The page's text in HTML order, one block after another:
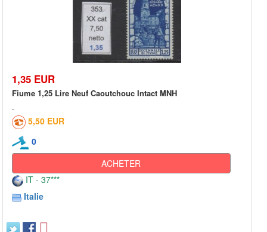
1,35 EUR
Fiume 1,25 Lire Neuf Caoutchouc Intact MNH
5,50 EUR
0
ACHETER
IT - 37***
Italie